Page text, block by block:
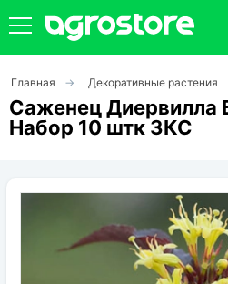
Плодовые кустарники
Декоративные
Цветы
Главная Декоративные растения
Саженец Диервилла
Набор 10 штк ЗКС